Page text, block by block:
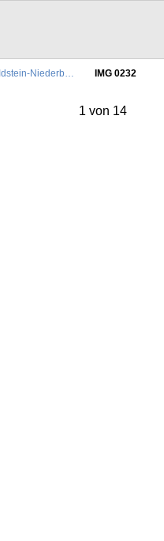
Idstein-Niederb… IMG 0232
1 von 14